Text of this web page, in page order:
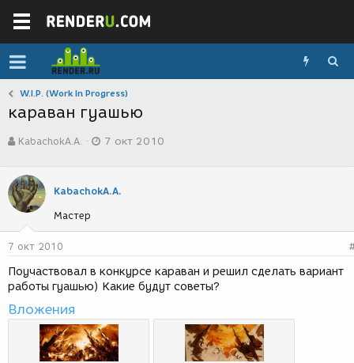
W.I.P. (Work In Progress)
караван гуашью
в
о
р
т
е
м
ы
KabachokA.A.
а
с
д
и
я
7 окт 2010
KabachokA.A.
Мастер
7 окт 2010
Поучаствовал в конкурсе караван и решил сделать вариант
работы гуашью) Какие будут советы?
Вложения